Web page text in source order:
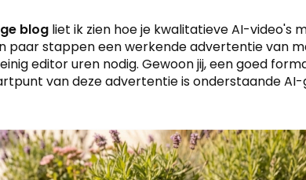
blog liet ik zien hoe je kwalitatieve AI-video's
paar stappen een werkende advertentie van
editor uren nodig. Gewoon jij, een goed
van deze advertentie is onderstaande